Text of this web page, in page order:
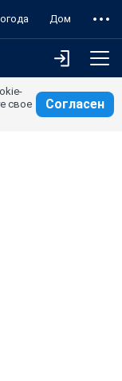
Дом
свое
Согласен